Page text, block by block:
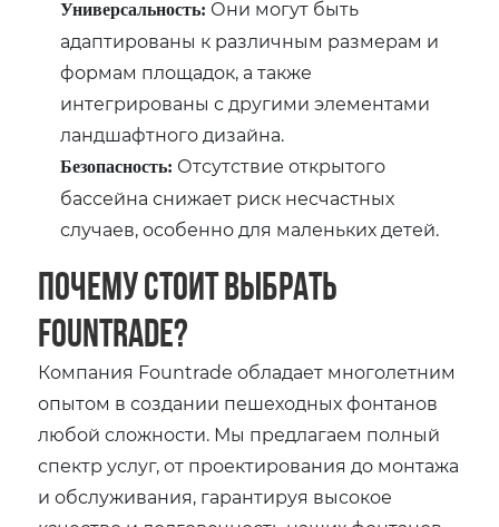
Универсальность: Они могут быть
адаптированы к различным размерам и
формам площадок, а также
интегрированы с другими элементами
ландшафтного дизайна.
Безопасность: Отсутствие открытого
бассейна снижает риск несчастных
случаев, особенно для маленьких детей.
Почему стоит выбрать
Fountrade?
Компания Fountrade обладает многолетним
опытом в создании пешеходных фонтанов
любой сложности. Мы предлагаем полный
спектр услуг, от проектирования до монтажа
и обслуживания, гарантируя высокое